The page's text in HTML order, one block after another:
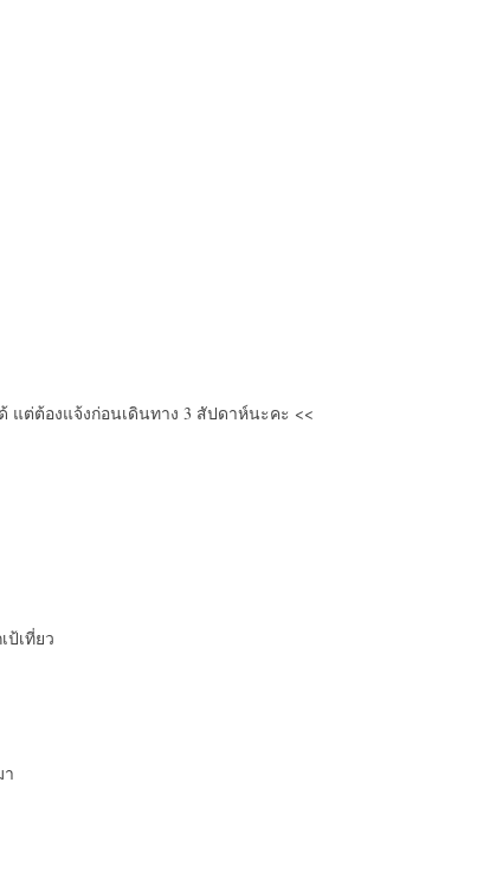
แต่ต้องแจ้งก่อนเดินทาง 3 สัปดาห์นะคะ <<
ป้​เที่ยว​